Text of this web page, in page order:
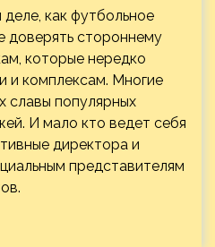
как футбольное
доверять стороннему
которые нередко
и комплексам. Многие
славы популярных
И мало кто ведет себя
директора и
представителям